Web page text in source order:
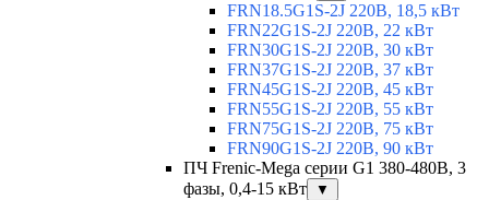
FRN18.5G1S-2J 220В, 18,5 кВт
FRN22G1S-2J 220В, 22 кВт
FRN30G1S-2J 220В, 30 кВт
FRN37G1S-2J 220В, 37 кВт
FRN45G1S-2J 220В, 45 кВт
FRN55G1S-2J 220В, 55 кВт
FRN75G1S-2J 220В, 75 кВт
FRN90G1S-2J 220В, 90 кВт
ПЧ Frenic-Mega серии G1 380-480В, 3
фазы, 0,4-15 кВт
▼